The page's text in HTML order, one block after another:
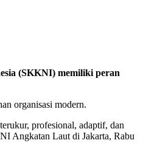
(SKKNI) memiliki peran
organisasi modern.
profesional, adaptif, dan
Angkatan Laut di Jakarta, Rabu